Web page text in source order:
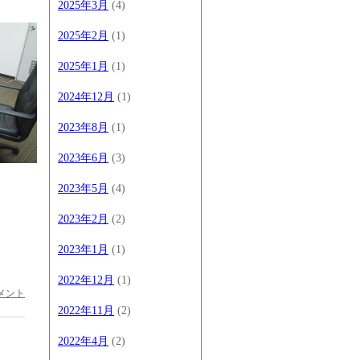
ント
2025年3月 (4)
2025年2月 (1)
2025年1月 (1)
2024年12月 (1)
2023年8月 (1)
2023年6月 (3)
2023年5月 (4)
2023年2月 (2)
2023年1月 (1)
2022年12月 (1)
2022年11月 (2)
2022年4月 (2)